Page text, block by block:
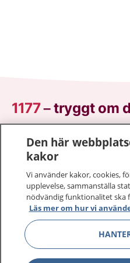
1177–tryggt om
På 1177.se får du råd om
sjukdomar och vilka
Logga in för att läsa din
vårdärenden. Ring
sjukvårdsrådgivning
1177 ger dig råd när du vill
Den här
kakor
Vi använder kakor, cookies,
upplevelse, sammanställa
nödvändig funktionalitet ska
Läs mer om hur vi